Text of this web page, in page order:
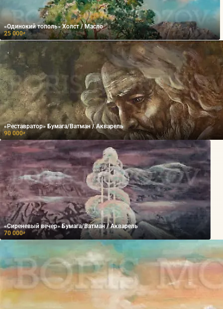
«Одинокий тополь» Холст / Масло
25 000₽
«Реставратор» Бумага/Ватман / Акварель
90 000₽
«Сиреневый вечер» Бумага/Ватман / Акварель
70 000₽